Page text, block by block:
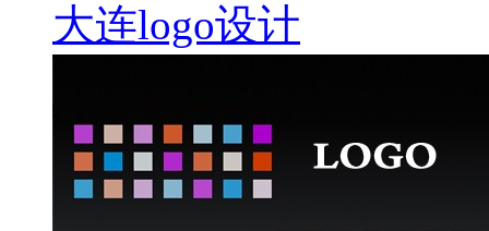
大连logo设计